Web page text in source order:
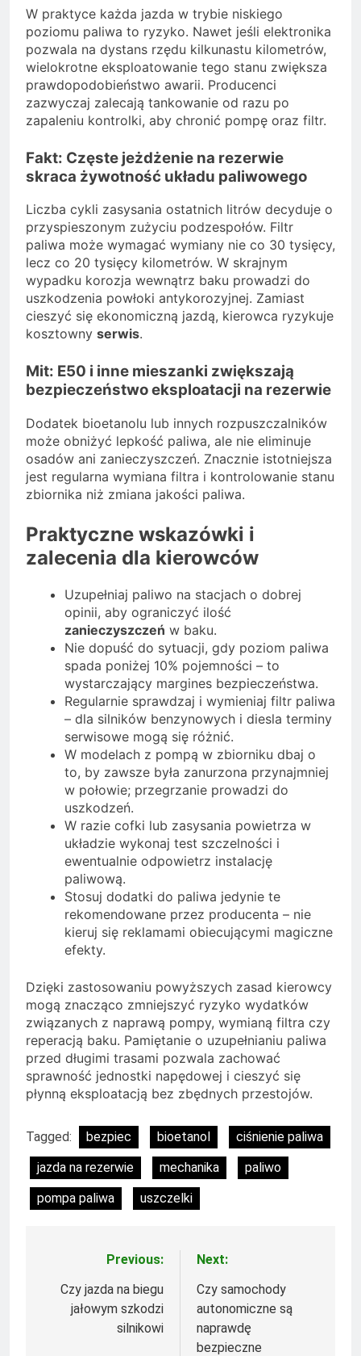
W praktyce każda jazda w trybie niskiego
poziomu paliwa to ryzyko. Nawet jeśli elektronika
pozwala na dystans rzędu kilkunastu kilometrów,
wielokrotne eksploatowanie tego stanu zwiększa
prawdopodobieństwo awarii. Producenci
zazwyczaj zalecają tankowanie od razu po
zapaleniu kontrolki, aby chronić pompę oraz filtr.
Fakt: Częste jeżdżenie na rezerwie
skraca żywotność układu paliwowego
Liczba cykli zasysania ostatnich litrów decyduje o
przyspieszonym zużyciu podzespołów. Filtr
paliwa może wymagać wymiany nie co 30 tysięcy,
lecz co 20 tysięcy kilometrów. W skrajnym
wypadku korozja wewnątrz baku prowadzi do
uszkodzenia powłoki antykorozyjnej. Zamiast
cieszyć się ekonomiczną jazdą, kierowca ryzykuje
kosztowny serwis.
Mit: E50 i inne mieszanki zwiększają
bezpieczeństwo eksploatacji na rezerwie
Dodatek bioetanolu lub innych rozpuszczalników
może obniżyć lepkość paliwa, ale nie eliminuje
osadów ani zanieczyszczeń. Znacznie istotniejsza
jest regularna wymiana filtra i kontrolowanie stanu
zbiornika niż zmiana jakości paliwa.
Praktyczne wskazówki i
zalecenia dla kierowców
Uzupełniaj paliwo na stacjach o dobrej
opinii, aby ograniczyć ilość
zanieczyszczeń w baku.
Nie dopuść do sytuacji, gdy poziom paliwa
spada poniżej 10% pojemności – to
wystarczający margines bezpieczeństwa.
Regularnie sprawdzaj i wymieniaj filtr paliwa
– dla silników benzynowych i diesla terminy
serwisowe mogą się różnić.
W modelach z pompą w zbiorniku dbaj o
to, by zawsze była zanurzona przynajmniej
w połowie; przegrzanie prowadzi do
uszkodzeń.
W razie cofki lub zasysania powietrza w
układzie wykonaj test szczelności i
ewentualnie odpowietrz instalację
paliwową.
Stosuj dodatki do paliwa jedynie te
rekomendowane przez producenta – nie
kieruj się reklamami obiecującymi magiczne
efekty.
Dzięki zastosowaniu powyższych zasad kierowcy
mogą znacząco zmniejszyć ryzyko wydatków
związanych z naprawą pompy, wymianą filtra czy
reperacją baku. Pamiętanie o uzupełnianiu paliwa
przed długimi trasami pozwala zachować
sprawność jednostki napędowej i cieszyć się
płynną eksploatacją bez zbędnych przestojów.
Tagged: bezpiec bioetanol
ciśnienie paliwa
jazda na rezerwie
mechanika
paliwo
pompa paliwa
uszczelki
Nawigacja
wpisu
Previous:
Czy jazda na biegu
jałowym szkodzi
silnikowi
Next:
Czy samochody
autonomiczne są
naprawdę
bezpieczne